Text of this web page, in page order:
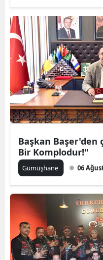
Başkan Başer'den
Bir Komplodur!"
Gümüşhane 06